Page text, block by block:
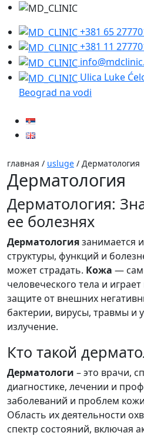
+381 65
+381 11
Ulica Luke
Beograd na vodi
главная / usluge / Дерматология
Дерматология
Дерматология:
ее болезнях
Дерматологиязанимается
структуры, функций и
может страдать. Кожа —
человеческого тела и
защите от внешних
бактерии, вирусы, травмы и
излучение.
Кто такой
Дерматологи – это врачи,
диагностике, лечении и
заболеваний и проблем
Область их деятельности
спектр состояний, включая